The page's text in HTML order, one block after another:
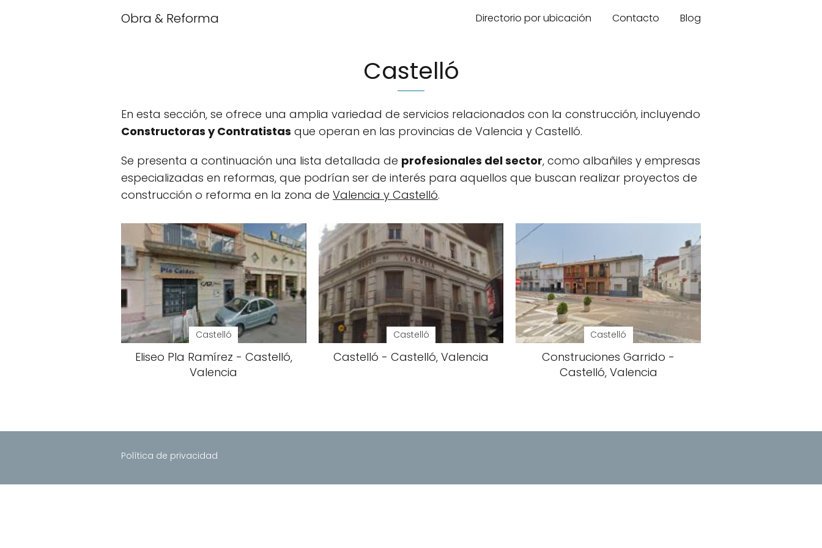
Obra & Reforma Directorio por ubicación Contacto Blog
Castelló
En esta sección, se ofrece una amplia variedad de servicios relacionados con la construcción, incluyendo
Constructoras y Contratistas que operan en las provincias de Valencia y Castelló.
Se presenta a continuación una lista detallada de profesionales del sector, como albañiles y empresas
especializadas en reformas, que podrían ser de interés para aquellos que buscan realizar proyectos de
construcción o reforma en la zona de Valencia y Castelló.
Castelló
Eliseo Pla Ramírez - Castelló,
Valencia
Castelló
Castelló - Castelló, Valencia
Castelló
Construciones Garrido -
Castelló, Valencia
Política de privacidad